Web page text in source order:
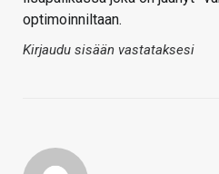
optimoinniltaan.
Kirjaudu sisään vastataksesi